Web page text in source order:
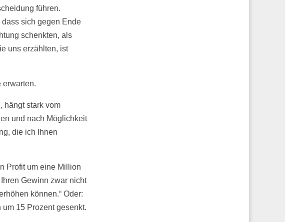
führen.
sich gegen Ende
schenkten, als
uns erzählten, ist
erwarten.
hängt stark vom
und nach Möglichkeit
die ich Ihnen
Profit um eine Million
Gewinn zwar nicht
können.“ Oder:
15 Prozent gesenkt.